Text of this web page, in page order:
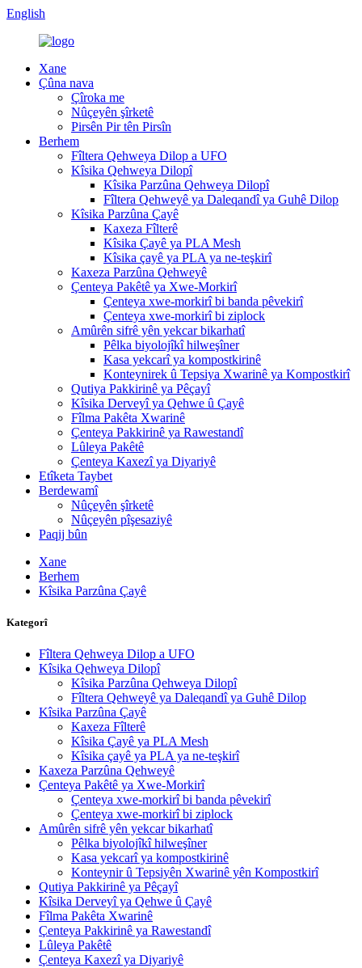
English
Xane
Çûna nava
Çîroka me
Nûçeyên şîrketê
Pirsên Pir tên Pirsîn
Berhem
Fîltera Qehweya Dilop a UFO
Kîsika Qehweya Dilopî
Kîsika Parzûna Qehweya Dilopî
Fîltera Qehweyê ya Daleqandî ya Guhê Dilop
Kîsika Parzûna Çayê
Kaxeza Fîlterê
Kîsika Çayê ya PLA Mesh
Kîsika çayê ya PLA ya ne-teşkirî
Kaxeza Parzûna Qehweyê
Çenteya Pakêtê ya Xwe-Morkirî
Çenteya xwe-morkirî bi banda pêvekirî
Çenteya xwe-morkirî bi ziplock
Amûrên sifrê yên yekcar bikarhatî
Pêlka biyolojîkî hilweşîner
Kasa yekcarî ya kompostkirinê
Konteynirek û Tepsiya Xwarinê ya Kompostkirî
Qutiya Pakkirinê ya Pêçayî
Kîsika Derveyî ya Qehwe û Çayê
Fîlma Pakêta Xwarinê
Çenteya Pakkirinê ya Rawestandî
Lûleya Pakêtê
Çenteya Kaxezî ya Diyariyê
Etîketa Taybet
Berdewamî
Nûçeyên şîrketê
Nûçeyên pîşesaziyê
Paqij bûn
Xane
Berhem
Kîsika Parzûna Çayê
Kategorî
Fîltera Qehweya Dilop a UFO
Kîsika Qehweya Dilopî
Kîsika Parzûna Qehweya Dilopî
Fîltera Qehweyê ya Daleqandî ya Guhê Dilop
Kîsika Parzûna Çayê
Kaxeza Fîlterê
Kîsika Çayê ya PLA Mesh
Kîsika çayê ya PLA ya ne-teşkirî
Kaxeza Parzûna Qehweyê
Çenteya Pakêtê ya Xwe-Morkirî
Çenteya xwe-morkirî bi banda pêvekirî
Çenteya xwe-morkirî bi ziplock
Amûrên sifrê yên yekcar bikarhatî
Pêlka biyolojîkî hilweşîner
Kasa yekcarî ya kompostkirinê
Konteynir û Tepsiyên Xwarinê yên Kompostkirî
Qutiya Pakkirinê ya Pêçayî
Kîsika Derveyî ya Qehwe û Çayê
Fîlma Pakêta Xwarinê
Çenteya Pakkirinê ya Rawestandî
Lûleya Pakêtê
Çenteya Kaxezî ya Diyariyê